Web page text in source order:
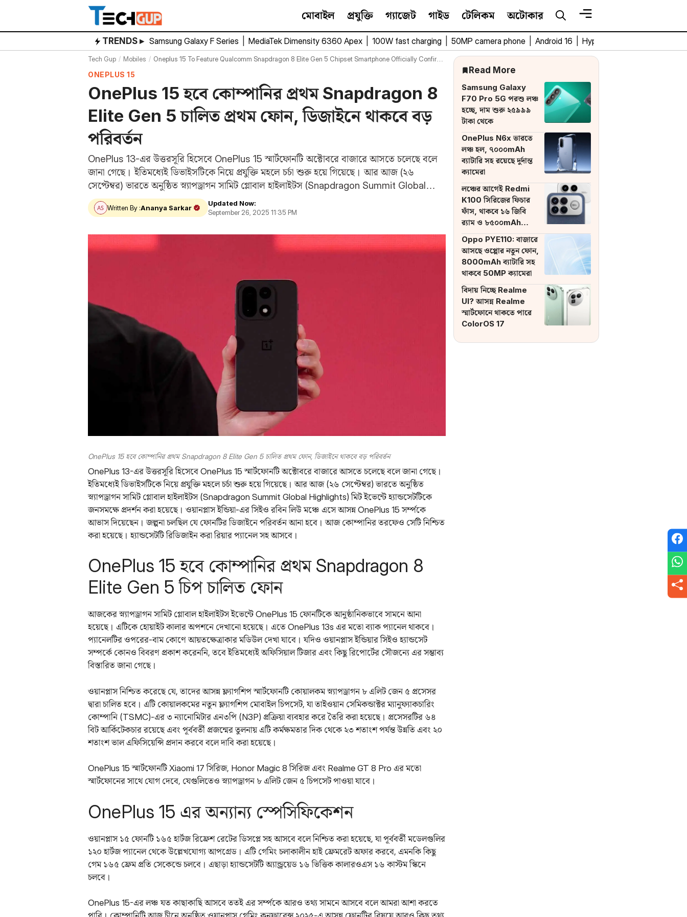
content
মোবাইল প্রযুক্তি গ্যাজেট গাইড টেলিকম অটোকার
TRENDS ▸ Samsung Galaxy F Series MediaTek Dimensity 6360 Apex 100W fast charging 50MP camera phone Android 16 HyperOS 3
Tech Gup Mobiles Oneplus 15 To Feature Qualcomm Snapdragon 8 Elite Gen 5 Chipset Smartphone Officially Confirmed
ONEPLUS 15
OnePlus 15 হবে কোম্পানির প্রথম Snapdragon 8
Elite Gen 5 চালিত প্রথম ফোন, ডিজাইনে থাকবে বড়
পরিবর্তন
OnePlus 13-এর উত্তরসূরি হিসেবে OnePlus 15 স্মার্টফোনটি অক্টোবরে বাজারে আসতে চলেছে বলে
জানা গেছে। ইতিমধ্যেই ডিভাইসটিকে নিয়ে প্রযুক্তি মহলে চর্চা শুরু হয়ে গিয়েছে। আর আজ (২৬
সেপ্টেম্বর) ভারতে অনুষ্ঠিত স্ন্যাপড্রাগন সামিট গ্লোবাল হাইলাইটস (Snapdragon Summit Global
Highlights) মিট ইভেন্টে হ্যান্ডসেটটিকে…
Written By :Ananya Sarkar
Updated Now:
September 26, 2025 11:35 PM
OnePlus 15 হবে কোম্পানির প্রথম Snapdragon 8 Elite Gen 5 চালিত প্রথম ফোন, ডিজাইনে থাকবে বড় পরিবর্তন
OnePlus 13-এর উত্তরসূরি হিসেবে OnePlus 15 স্মার্টফোনটি অক্টোবরে বাজারে আসতে চলেছে বলে জানা গেছে।
ইতিমধ্যেই ডিভাইসটিকে নিয়ে প্রযুক্তি মহলে চর্চা শুরু হয়ে গিয়েছে। আর আজ (২৬ সেপ্টেম্বর) ভারতে অনুষ্ঠিত
স্ন্যাপড্রাগন সামিট গ্লোবাল হাইলাইটস (Snapdragon Summit Global Highlights) মিট ইভেন্টে হ্যান্ডসেটটিকে
জনসমক্ষে প্রদর্শন করা হয়েছে। ওয়ানপ্লাস ইন্ডিয়া-এর সিইও রবিন লিউ মঞ্চে এসে আসন্ন OnePlus 15 সর্ম্পকে
আভাস দিয়েছেন। জল্পনা চলছিল যে ফোনটির ডিজাইনে পরিবর্তন আনা হবে। আজ কোম্পানির তরফেও সেটি নিশ্চিত
করা হয়েছে। হ্যান্ডসেটটি রিডিজাইন করা রিয়ার প্যানেল সহ আসবে।
OnePlus 15 হবে কোম্পানির প্রথম Snapdragon 8
Elite Gen 5 চিপ‌ চালিত ফোন
আজকের স্ন্যাপড্রাগন সামিট গ্লোবাল হাইলাইটস ইভেন্টে OnePlus 15 ফোনটিকে আনুষ্ঠানিকভাবে সামনে আনা
হয়েছে। এটিকে হোয়াইট কালার অপশনে দেখানো হয়েছে। এতে OnePlus 13s এর মতো ব্যাক প্যানেল থাকবে।
প্যানেলটির ওপরের-বাম কোণে আয়তক্ষেত্রাকার মডিউল দেখা যাবে। যদিও ওয়ানপ্লাস ইন্ডিয়ার সিইও হ্যান্ডসেট
সম্পর্কে কোনও বিবরণ প্রকাশ করেননি, তবে ইতিমধ্যেই অফিসিয়াল টিজার এবং কিছু রিপোর্টের সৌজন্যে এর সম্ভাব্য
বিস্তারিত জানা গেছে।
ওয়ানপ্লাস নিশ্চিত করেছে যে, তাদের আসন্ন ফ্ল্যাগশিপ স্মার্টফোনটি কোয়ালকম স্ন্যাপড্রাগন ৮ এলিট জেন ৫ প্রসেসর
দ্বারা চালিত হবে। এটি কোয়ালকমের নতুন ফ্ল্যাগশিপ মোবাইল চিপসেট, যা তাইওয়ান সেমিকন্ডাক্টর ম্যানুফ্যাকচারিং
কোম্পানি (TSMC)-এর ৩ ন্যানোমিটার এন৩পি (N3P) প্রক্রিয়া ব্যবহার করে তৈরি করা হয়েছে। প্রসেসরটির ৬৪
বিট আর্কিটেকচার রয়েছে এবং পূর্ববর্তী প্রজন্মের তুলনায় এটি কর্মক্ষমতার দিক থেকে ২৩ শতাংশ পর্যন্ত উন্নতি এবং ২০
শতাংশ ভাল এফিসিয়েন্সি প্রদান করবে বলে দাবি করা হয়েছে।
OnePlus 15 স্মার্টফোনটি Xiaomi 17 সিরিজ, Honor Magic 8 সিরিজ এবং Realme GT 8 Pro এর মতো
স্মার্টফোনের সাথে যোগ দেবে, যেগুলিতেও স্ন্যাপড্রাগন ৮ এলিট জেন ৫ চিপসেট পাওয়া যাবে।
OnePlus 15 এর অন্যান্য স্পেসিফিকেশন
ওয়ানপ্লাস ১৫ ফোনটি ১৬৫ হার্টজ রিফ্রেশ রেটের ডিসপ্লে সহ আসবে বলে নিশ্চিত করা হয়েছে, যা পূর্ববর্তী মডেলগুলির
১২০ হার্টজ প্যানেল থেকে উল্লেখযোগ্য আপগ্রেড। এটি গেমিং চলাকালীন হাই ফ্রেমরেট অফার করবে, এমনকি কিছু
গেম ১৬৫ ফ্রেম প্রতি সেকেন্ডে চলবে। এছাড়া হ্যান্ডসেটটি অ্যান্ড্রয়েড ১৬ ভিত্তিক কালারওএস ১৬ কাস্টম স্কিনে
চলবে।
OnePlus 15-এর লঞ্চ যত কাছাকাছি আসবে ততই এর সর্ম্পকে আরও তথ্য সামনে আসবে বলে আমরা আশা করতে
Read More
Samsung Galaxy
F70 Pro 5G পরশু লঞ্চ
হচ্ছে, দাম শুরু ২৫৯৯৯
টাকা থেকে
OnePlus N6x ভারতে
লঞ্চ হল, ৭০০০mAh
ব্যাটারি সহ রয়েছে দুর্দান্ত
ক্যামেরা
লঞ্চের আগেই Redmi
K100 সিরিজের ফিচার
ফাঁস, থাকবে ১৬ জিবি
র‌্যাম ও ৮৫০০mAh
ব্যাটারি
Oppo PYE110: বাজারে
আসছে ওপ্পোর নতুন ফোন,
8000mAh ব্যাটারি সহ
থাকবে 50MP ক্যামেরা
বিদায় নিচ্ছে Realme
UI? আসন্ন Realme
স্মার্টফোনে থাকতে পারে
ColorOS 17